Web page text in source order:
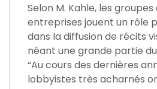
Selon M. Kahle, les
entreprises jouent un rôle
dans la diffusion de récits
néant une grande partie
“Au cours des dernières
lobbyistes très acharnés